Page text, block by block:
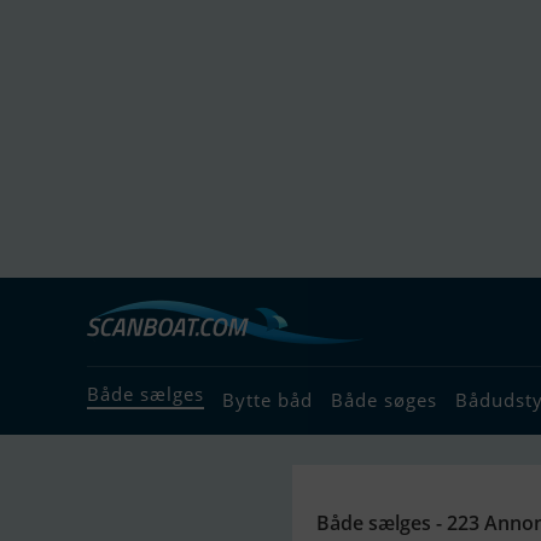
Både sælges Bytte båd Både søges
Både sælges - 223